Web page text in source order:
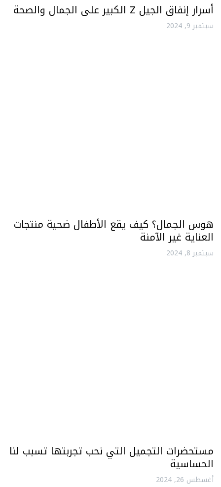
أسرار إنفاق الجيل Z الكبير على الجمال والصحة
سبتمبر 9, 2024
هوس الجمال؟ كيف يقع الأطفال ضحية منتجات
العناية غير الآمنة
سبتمبر 8, 2024
مستحضرات التجميل التي نحب تجربتها تسبب لنا
الحساسية
أغسطس 26, 2024